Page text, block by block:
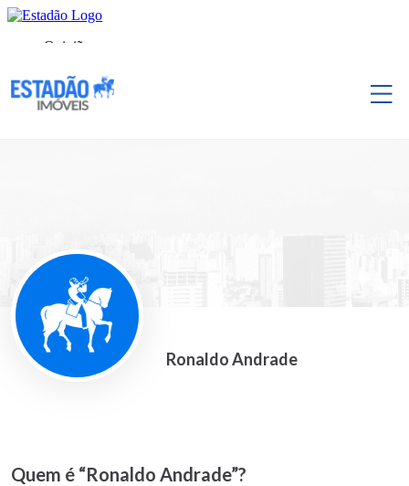
Ronaldo Andrade
Quem é “Ronaldo Andrade”?